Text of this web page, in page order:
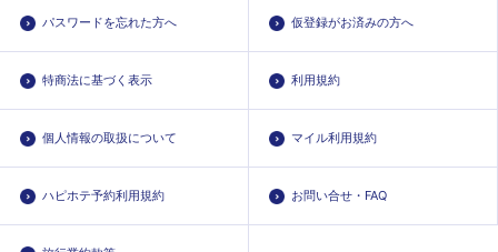
末広町
パスワードを忘れた方へ 仮登録がお済みの方へ
特商法に基づく表示 利用規約
個人情報の取扱について マイル利用規約
ハピホテ予約利用規約 お問い合せ・FAQ